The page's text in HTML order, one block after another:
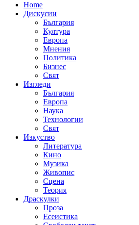
Home
Дискусии
България
Култура
Европа
Мнения
Политика
Бизнес
Свят
Изгледи
България
Европа
Наука
Технологии
Свят
Изкуство
Литература
Кино
Музика
Живопис
Сцена
Теория
Драскулки
Проза
Есеистика